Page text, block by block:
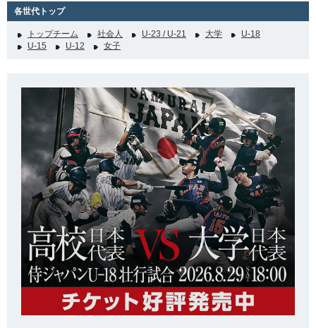
各世代トップ
トップチーム 社会人 U-23 / U-21 大学
U-18
U-15
U-12 女子